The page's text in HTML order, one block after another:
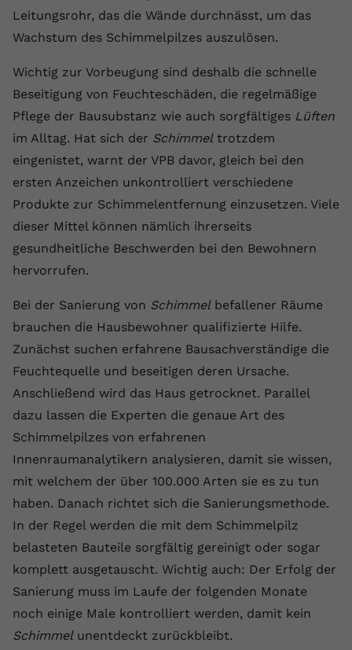
Leitungsrohr, das die Wände durchnässt, um das
Wachstum des Schimmelpilzes auszulösen.
Wichtig zur Vorbeugung sind deshalb die schnelle
Beseitigung von Feuchteschäden, die regelmäßige
Pflege der Bausubstanz wie auch sorgfältiges Lüften
im Alltag. Hat sich der Schimmeltrotzdem
eingenistet, warnt der VPB davor, gleich bei den
ersten Anzeichen unkontrolliert verschiedene
Produkte zur Schimmelentfernung einzusetzen. Viele
dieser Mittel können nämlich ihrerseits
gesundheitliche Beschwerden bei den Bewohnern
hervorrufen.
Bei der Sanierung von Schimmelbefallener Räume
brauchen die Hausbewohner qualifizierte Hilfe.
Zunächst suchen erfahrene Bausachverständige die
Feuchtequelle und beseitigen deren Ursache.
Anschließend wird das Haus getrocknet. Parallel
dazu lassen die Experten die genaue Art des
Schimmelpilzes von erfahrenen
Innenraumanalytikern analysieren, damit sie wissen,
mit welchem der über 100.000 Arten sie es zu tun
haben. Danach richtet sich die Sanierungsmethode.
In der Regel werden die mit dem Schimmelpilz
belasteten Bauteile sorgfältig gereinigt oder sogar
komplett ausgetauscht. Wichtig auch: Der Erfolg der
Sanierung muss im Laufe der folgenden Monate
noch einige Male kontrolliert werden, damit kein
Schimmelunentdeckt zurückbleibt.
Name yt.innertube::requests
Laufzeit Session
Zweck
Dieser von YouTube gesetzte Cookie
registriert eine eindeutige ID, um
Daten darüber zu speichern, welche
Videos von YouTube der Nutzer
Name yt.innertube::nextId
Anbieter
Laufzeit Session
Dieser von YouTube gesetzte Cookie
registriert eine eindeutige ID, um
Daten darüber zu speichern, welche
Videos von YouTube der Nutzer
gesehen hat.
Name yt-remote-connected-devices
Anbieter Youtube.com
Laufzeit Session
Zweck
YouTube setzt diesen Cookie, um die
Videopräferenzen des Nutzers zu
speichern, der eingebettete YouTube-
Videos verwendet.